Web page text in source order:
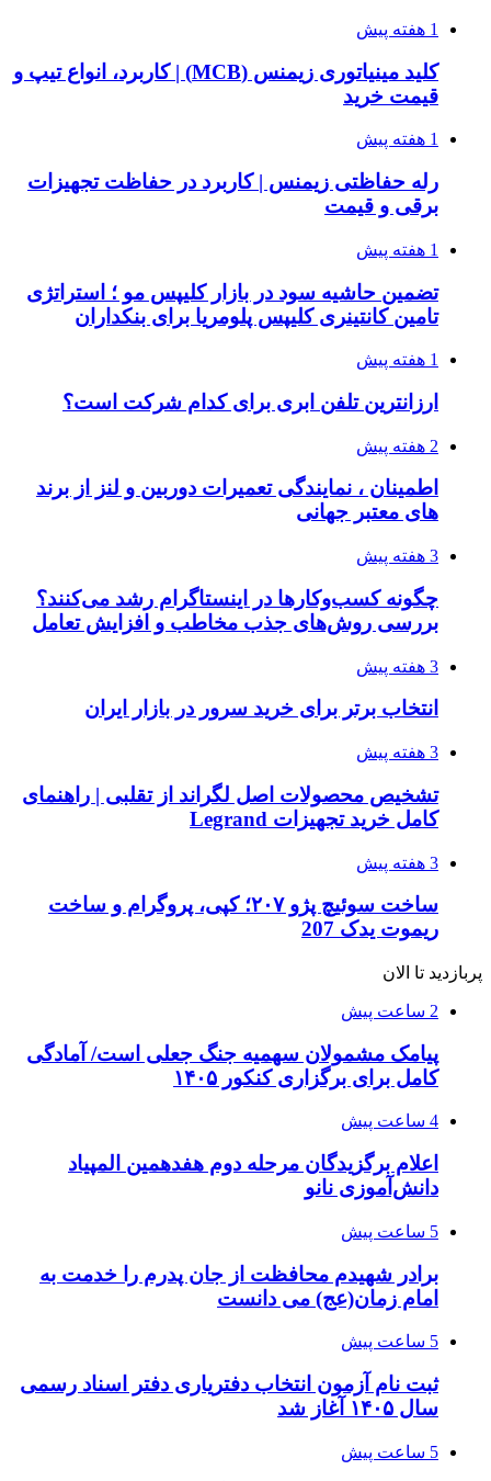
1 هفته پیش
کلید مینیاتوری زیمنس (MCB) | کاربرد، انواع تیپ و
قیمت خرید
1 هفته پیش
رله حفاظتی زیمنس | کاربرد در حفاظت تجهیزات
برقی و قیمت
1 هفته پیش
تضمین حاشیه سود در بازار کلیپس مو ؛ استراتژی
تامین کانتینری کلیپس پلومریا برای بنکداران
1 هفته پیش
ارزانترین تلفن ابری برای کدام شرکت است؟
2 هفته پیش
اطمینان ، نمایندگی تعمیرات دوربین و لنز از برند
های معتبر جهانی
3 هفته پیش
چگونه کسب‌وکارها در اینستاگرام رشد می‌کنند؟
بررسی روش‌های جذب مخاطب و افزایش تعامل
3 هفته پیش
انتخاب برتر برای خرید سرور در بازار ایران
3 هفته پیش
تشخیص محصولات اصل لگراند از تقلبی | راهنمای
کامل خرید تجهیزات Legrand
3 هفته پیش
ساخت سوئیچ پژو ۲۰۷؛ کپی، پروگرام و ساخت
ریموت یدک 207
پربازدید تا الان
2 ساعت پیش
پیامک مشمولان سهمیه جنگ جعلی است/ آمادگی
کامل برای برگزاری کنکور ۱۴۰۵
4 ساعت پیش
اعلام برگزیدگان مرحله دوم هفدهمین المپیاد
دانش‌آموزی نانو
5 ساعت پیش
برادر شهیدم محافظت از جان پدرم را خدمت به
امام زمان(عج) می دانست
5 ساعت پیش
ثبت نام آزمون انتخاب دفتریاری دفتر اسناد رسمی
سال ۱۴۰۵ آغاز شد
5 ساعت پیش